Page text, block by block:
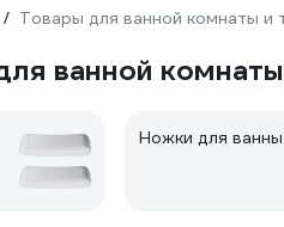
/ Товары для ванной комнаты и
ванной
Ножки для ванны